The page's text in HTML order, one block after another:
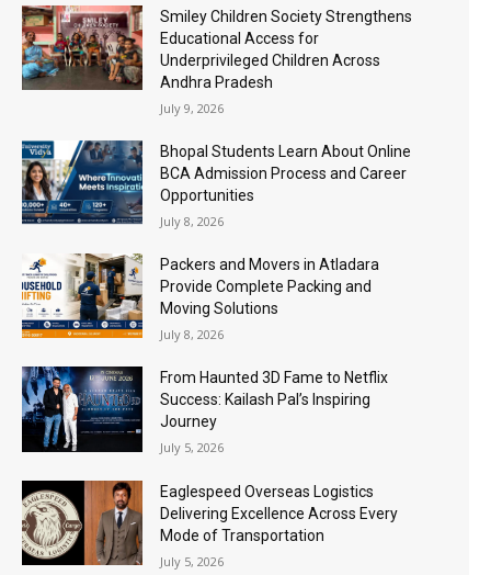
Smiley Children Society Strengthens
Educational Access for
Underprivileged Children Across
Andhra Pradesh
July 9, 2026
Bhopal Students Learn About Online
BCA Admission Process and Career
Opportunities
July 8, 2026
Packers and Movers in Atladara
Provide Complete Packing and
Moving Solutions
July 8, 2026
From Haunted 3D Fame to Netflix
Success: Kailash Pal’s Inspiring
Journey
July 5, 2026
Eaglespeed Overseas Logistics
Delivering Excellence Across Every
Mode of Transportation
July 5, 2026